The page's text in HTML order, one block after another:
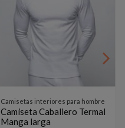
Camisetas interiores para hombre
Camiseta Caballero Termal
Manga larga